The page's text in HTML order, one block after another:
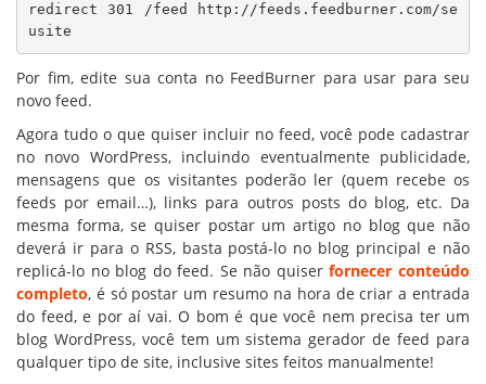
redirect 301 /feed http://feeds.feedburner.com/se
usite
Por fim, edite sua conta no FeedBurner para usar para seu
novo feed.
Agora tudo o que quiser incluir no feed, você pode cadastrar
no novo WordPress, incluindo eventualmente publicidade,
mensagens que os visitantes poderão ler (quem recebe os
feeds por email…), links para outros posts do blog, etc. Da
mesma forma, se quiser postar um artigo no blog que não
deverá ir para o RSS, basta postá-lo no blog principal e não
replicá-lo no blog do feed. Se não quiserfornecer conteúdo
completo, é só postar um resumo na hora de criar a entrada
do feed, e por aí vai. O bom é que você nem precisa ter um
blog WordPress, você tem um sistema gerador de feed para
qualquer tipo de site, inclusive sites feitos manualmente!